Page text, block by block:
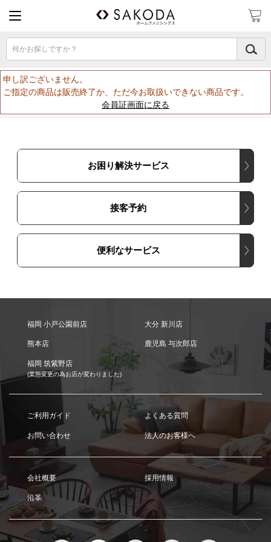
何かお探しですか？
申し訳ございません。
ご指定の商品は販売終了か、ただ今お取扱いできない商品です。
会員証画面に戻る
お困り解決サービス
接客予約
便利なサービス
福岡 小戸公園前店 大分 新川店
熊本店 鹿児島 与次郎店
福岡 筑紫野店
(業態変更の為お店が変わりました)
ご利用ガイド よくある質問
お問い合わせ 法人のお客様へ
会社概要 採用情報
沿革